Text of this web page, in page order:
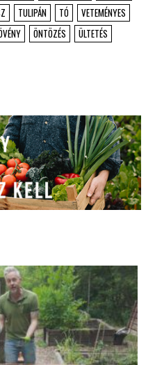
TULIPÁN TÓ
VETEMÉNYES
ÖNTÖZÉS
ÜLTETÉS